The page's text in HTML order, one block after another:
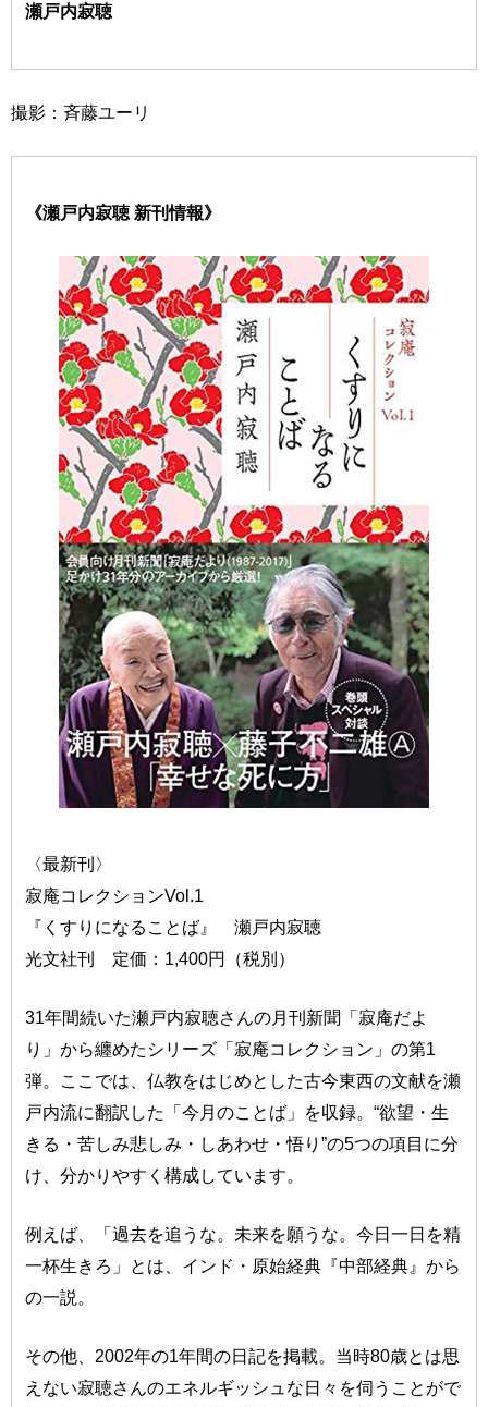
瀬戸内寂聴
撮影：斉藤ユーリ
《瀬戸内寂聴 新刊情報》
〈最新刊〉
寂庵コレクションVol.1
『くすりになることば』 瀬戸内寂聴
光文社刊 定価：1,400円（税別）
31年間続いた瀬戸内寂聴さんの月刊新聞「寂庵だよ
り」から纏めたシリーズ「寂庵コレクション」の第1
弾。ここでは、仏教をはじめとした古今東西の文献を瀬
戸内流に翻訳した「今月のことば」を収録。“欲望・生
きる・苦しみ悲しみ・しあわせ・悟り”の5つの項目に分
け、分かりやすく構成しています。
例えば、「過去を追うな。未来を願うな。今日一日を精
一杯生きろ」とは、インド・原始経典『中部経典』から
の一説。
その他、2002年の1年間の日記を掲載。当時80歳とは思
えない寂聴さんのエネルギッシュな日々を伺うことがで